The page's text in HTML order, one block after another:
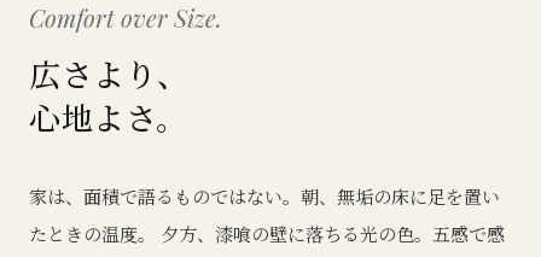
Comfort over Size.
広さより、
心地よさ。
家は、面積で語るものではない。朝、無垢の床に足を置い
たときの温度。 夕方、漆喰の壁に落ちる光の色。五感で感